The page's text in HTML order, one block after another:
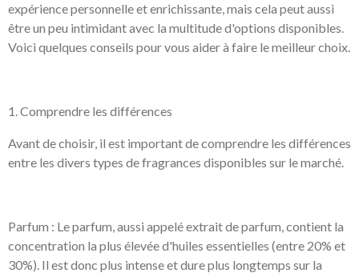
expérience personnelle et enrichissante, mais cela peut aussi
être un peu intimidant avec la multitude d'options disponibles.
Voici quelques conseils pour vous aider à faire le meilleur choix.
1. Comprendre les différences
Avant de choisir, il est important de comprendre les différences
entre les divers types de fragrances disponibles sur le marché.
Parfum : Le parfum, aussi appelé extrait de parfum, contient la
concentration la plus élevée d'huiles essentielles (entre 20% et
30%). Il est donc plus intense et dure plus longtemps sur la